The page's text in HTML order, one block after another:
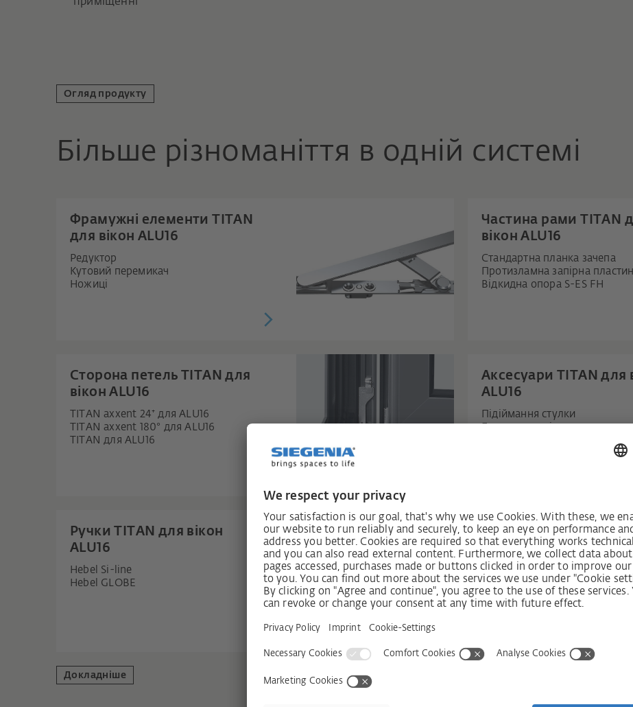
Огляд продукту
Більше різноманіття в одній системі
Фрамужні елементи TITAN
для вікон ALU16
Редуктор
Кутовий перемикач
Ножиці
Частина рами TITAN
вікон ALU16
Стандартна планка зачепа
Протизламна запірна
Відкидна опора S-ES FH
Сторона петель TITAN для
вікон ALU16
TITAN axxent 24⁺ для ALU16
TITAN axxent 180° для ALU16
TITAN для ALU16
Аксесуари TITAN для
ALU16
Підіймання стулки
Ручки TITAN для вікон
ALU16
Hebel Si-line
Hebel GLOBE
Поверхня TITAN Silber
Докладніше